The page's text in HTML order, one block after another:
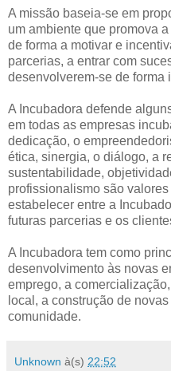
A missão baseia-se em
um ambiente que promova
de forma a motivar e
parcerias, a entrar com
desenvolverem-se de forma
A Incubadora defende
em todas as empresas
dedicação, o
ética, sinergia, o diálogo, a
sustentabilidade,
profissionalismo são
estabelecer entre a
futuras parcerias e os
A Incubadora tem como
desenvolvimento às novas
emprego, a
local, a construção de
comunidade.
Unknown à(s) 22:52